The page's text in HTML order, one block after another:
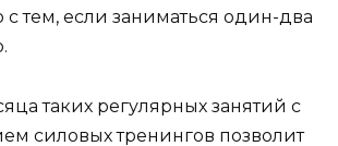
тем, если заниматься один-два
таких регулярных занятий с
силовых тренингов позволит